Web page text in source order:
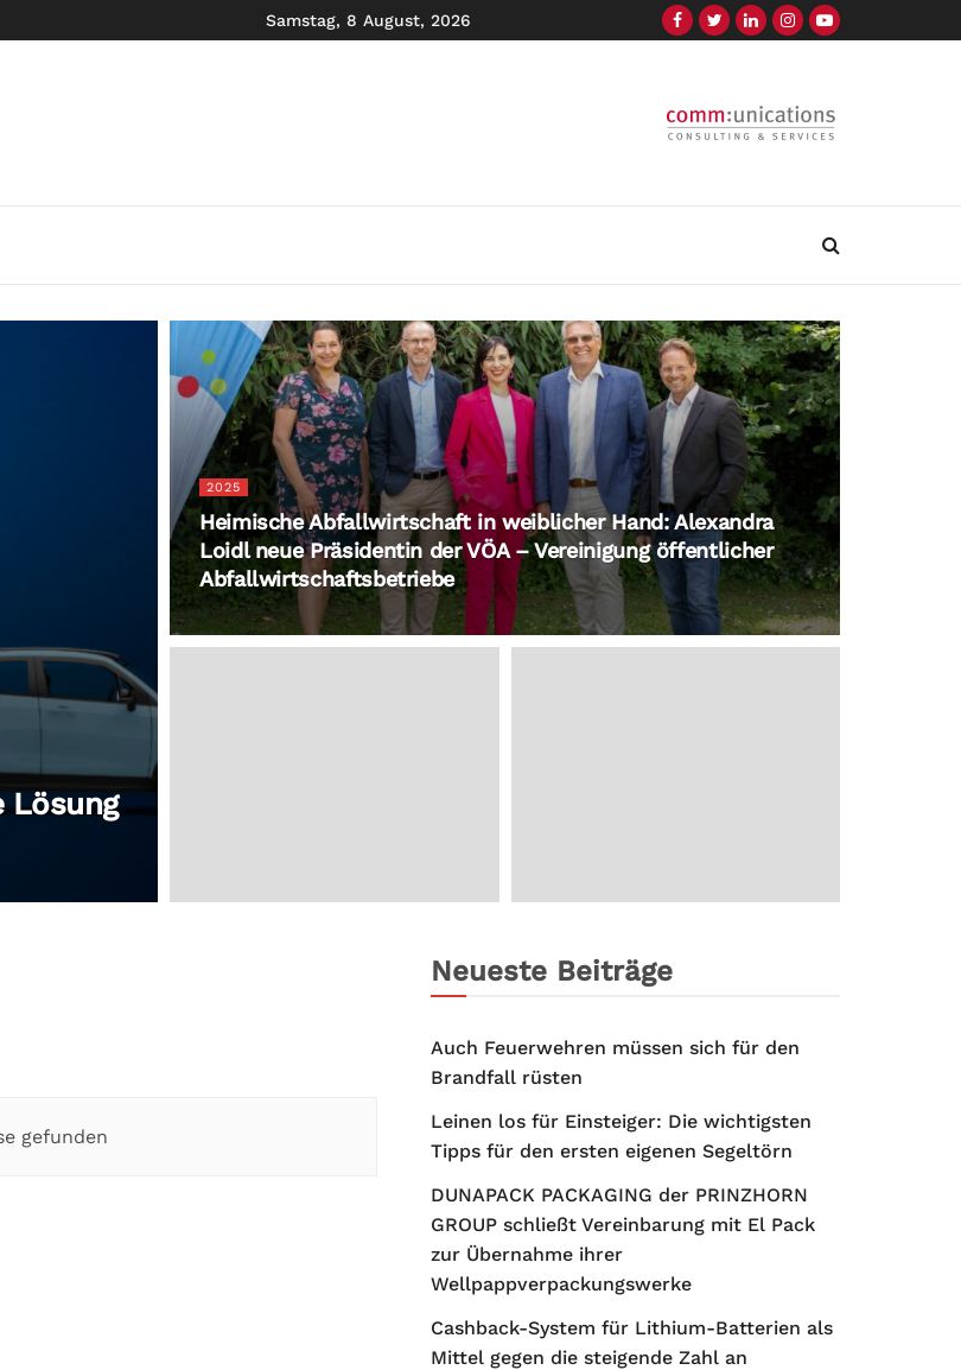
Samstag, 8 August, 2026
Lösung
2025
Heimische Abfallwirtschaft in weiblicher Hand: Alexandra
Loidl neue Präsidentin der VÖA – Vereinigung öffentlicher
Abfallwirtschaftsbetriebe
gefunden
Neueste Beiträge
Auch Feuerwehren müssen sich für den
Brandfall rüsten
Leinen los für Einsteiger: Die wichtigsten
Tipps für den ersten eigenen Segeltörn
DUNAPACK PACKAGING der PRINZHORN
GROUP schließt Vereinbarung mit El Pack
zur Übernahme ihrer
Wellpappverpackungswerke
Cashback-System für Lithium-Batterien als
Mittel gegen die steigende Zahl an